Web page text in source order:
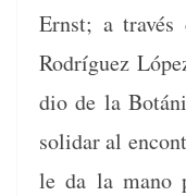
Ernst; a través
Rodríguez
dio de la
sol­i­dar al
le da la mano